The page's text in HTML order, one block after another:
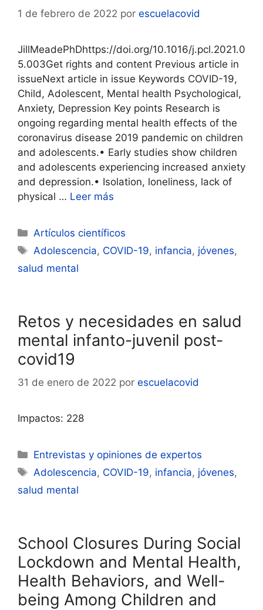
1 de febrero de 2022 por escuelacovid
JillMeadePhDhttps://doi.org/10.1016/j.pcl.2021.0
5.003Get rights and content Previous article in
issueNext article in issue Keywords COVID-19,
Child, Adolescent, Mental health Psychological,
Anxiety, Depression Key points Research is
ongoing regarding mental health effects of the
coronavirus disease 2019 pandemic on children
and adolescents.• Early studies show children
and adolescents experiencing increased anxiety
and depression.• Isolation, loneliness, lack of
physical … Leer más
Categorías
Artículos científicos
Etiquetas
Adolescencia, COVID-19, infancia, jóvenes,
salud mental
Retos y necesidades en salud
mental infanto-juvenil post-
covid19
31 de enero de 2022 por escuelacovid
Impactos: 228
Categorías
Entrevistas y opiniones de expertos
Etiquetas
Adolescencia, COVID-19, infancia, jóvenes,
salud mental
School Closures During Social
Lockdown and Mental Health,
Health Behaviors, and Well-
being Among Children and